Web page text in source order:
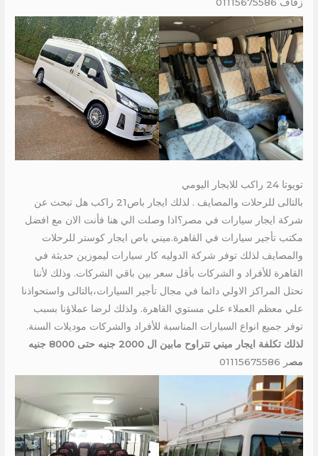
تويوتا 24 راكب للايجار اليومي
بالتالى للرحلات والمصايف . لذلك ايجار باص21 راكب هل تبحث عن
شركة ايجار سيارات في مصر؟اذا وصلت الي هنا فأنت الان مع افضل
مكتب تأجير سيارات في القاهرة.ميني باص ايجار كوستر للرحلات
والمصايف لذلك توفر شركة الدوليه كار سيارات ليموزين حديثة في
القاهرة للأفراد و الشركات بأقل سعر بين باقي الشركات. وذلك لأننا
نحتل المراكز الاولي دائما في مجال تأجير السيارات،بالتالى واستحواذنا
علي معظم العملاء علي مستوي القاهرة. ولذلك لرضا عملاؤنا بسبب
توفر جميع انواع السيارات المناسبة للأفراد والشركات موديلات السنة.
لذلك تكلفة ايجار ميني تتراوح مابين ال 2000 جنيه حتى 8000 جنيه
مصر 01115675586